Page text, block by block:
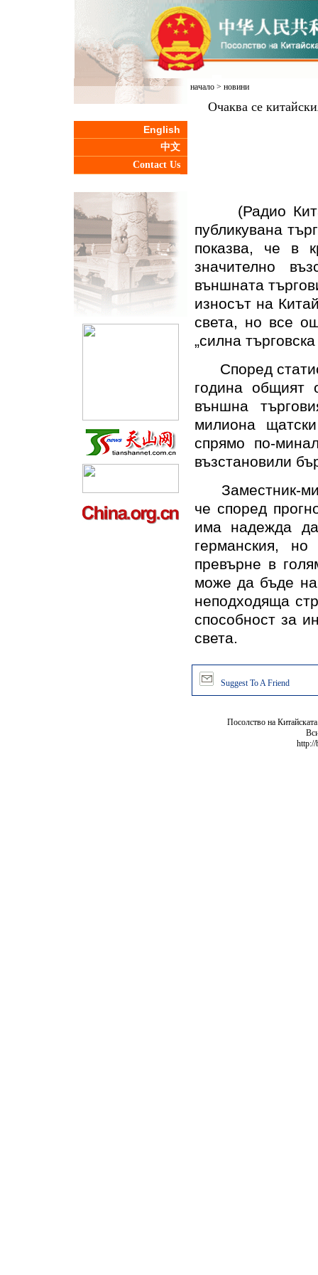
English
中文
Contact Us
начало> новини
Очаква се
(Радио Китай
публикувана
показва, че в
значително
външната
износът на
света, но все
„силна
Според
година общият
външна
милиона
спрямо по-
възстановили
Заместник-
че според
има надежда
германския,
превърне в
може да бъде
неподходяща
способност за
света.
Suggest To A Friend
Посолство на
http://